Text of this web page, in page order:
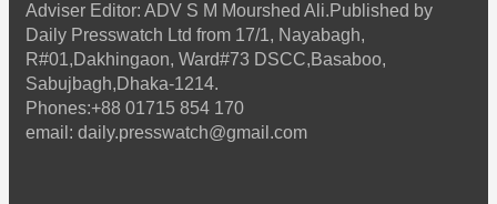
Adviser Editor: ADV S M Mourshed Ali.Published by
Daily Presswatch Ltd from 17/1, Nayabagh,
R#01,Dakhingaon, Ward#73 DSCC,Basaboo,
Sabujbagh,Dhaka-1214.
Phones:+88 01715 854 170
email: daily.presswatch@gmail.com